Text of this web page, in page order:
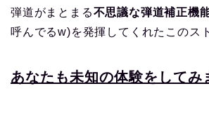
弾道がまとまる不思議な弾道補正機
呼んでるw)を発揮してくれたこのス
あなたも未知の体験をしてみ